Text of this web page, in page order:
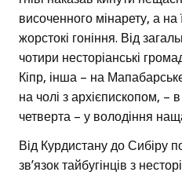
височенного мінарету, а на
жорстокі гоніння. Від
чотири несторіанські
Кіпр, інша – на
на чолі з архієпископом, –
четверта – у володіння
Від Курдистану до Сибіру
зв’язок тайбугінців з